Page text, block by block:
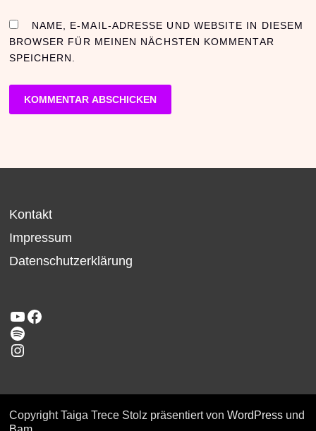
NAME, E-MAIL-ADRESSE UND WEBSITE IN DIESEM
BROWSER FÜR MEINEN NÄCHSTEN KOMMENTAR
SPEICHERN.
Kontakt
Impressum
Datenschutzerklärung
YouTube Facebook
Taiga Trece
Instagram
Copyright Taiga Trece Stolz präsentiert von WordPressund